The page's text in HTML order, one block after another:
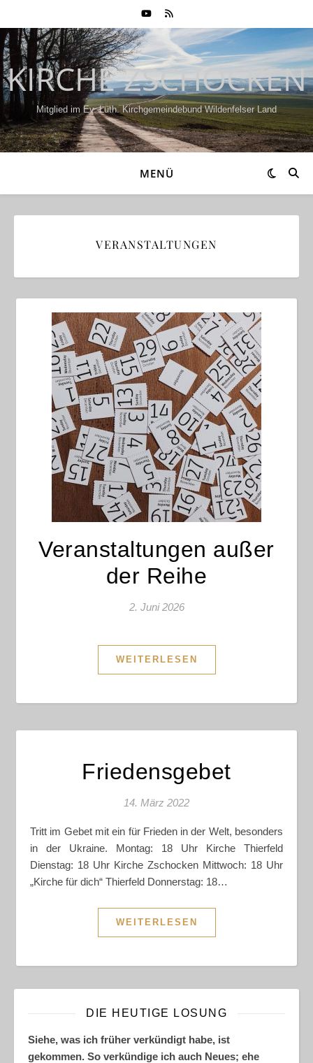
KIRCHE ZSCHOCKEN
Mitglied im Ev.-Luth. Kirchgemeindebund Wildenfelser Land
MENÜ
VERANSTALTUNGEN
Veranstaltungen außer
der Reihe
2. Juni 2026
WEITERLESEN
Friedensgebet
14. März 2022
Tritt im Gebet mit ein für Frieden in der Welt, besonders
in der Ukraine. Montag: 18 Uhr Kirche Thierfeld
Dienstag: 18 Uhr Kirche Zschocken Mittwoch: 18 Uhr
„Kirche für dich“ Thierfeld Donnerstag: 18…
WEITERLESEN
DIE HEUTIGE LOSUNG
Siehe, was ich früher verkündigt habe, ist
gekommen. So verkündige ich auch Neues; ehe